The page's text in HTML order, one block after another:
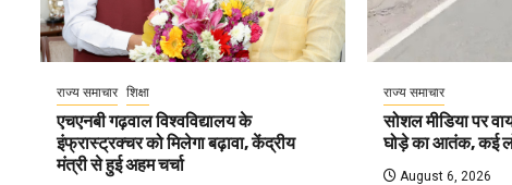
राज्य समाचार शिक्षा
एचएनबी गढ़वाल विश्वविद्यालय के
इंफ्रास्ट्रक्चर को मिलेगा बढ़ावा, केंद्रीय
मंत्री से हुई अहम चर्चा
राज्य समाचार
सोशल मीडिया पर
घोड़े का आतंक, कई
August 6, 2026